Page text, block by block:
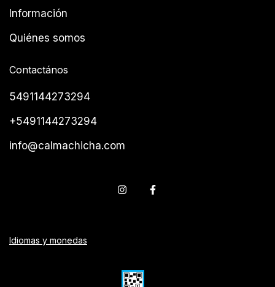
Información
Quiénes somos
Contactános
5491144273294
+5491144273294
info@calmachicha.com
Idiomas y monedas